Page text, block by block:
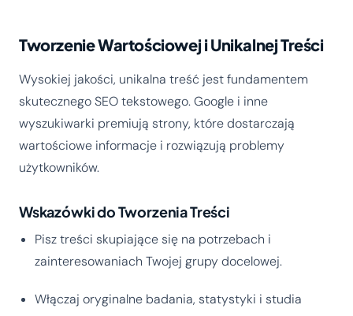
Tworzenie Wartościowej i Unikalnej Treści
Wysokiej jakości, unikalna treść jest fundamentem
skutecznego SEO tekstowego. Google i inne
wyszukiwarki premiują strony, które dostarczają
wartościowe informacje i rozwiązują problemy
użytkowników.
Wskazówki do Tworzenia Treści
Pisz treści skupiające się na potrzebach i
zainteresowaniach Twojej grupy docelowej.
Włączaj oryginalne badania, statystyki i studia